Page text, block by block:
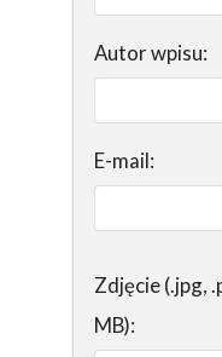
Autor wpisu:
E-mail:
Zdjęcie (.jpg,
MB):